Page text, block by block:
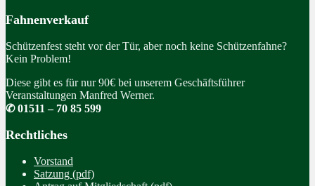
Fahnenverkauf
Schützenfest steht vor der Tür, aber noch keine Schützenfahne?
Kein Problem!
Diese gibt es für nur 90€ bei unserem Geschäftsführer
Veranstaltungen Manfred Werner.
✆ 01511 – 70 85 599
Rechtliches
Vorstand
Satzung (pdf)